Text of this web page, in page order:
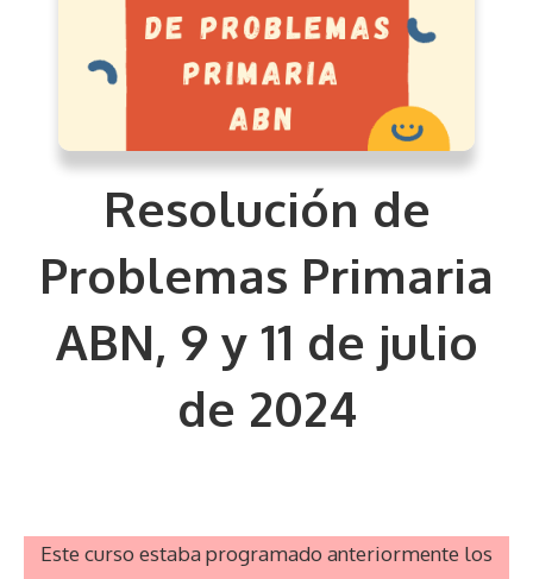
Resolución de
Problemas Primaria
ABN, 9 y 11 de julio
de 2024
Este curso estaba programado anteriormente los